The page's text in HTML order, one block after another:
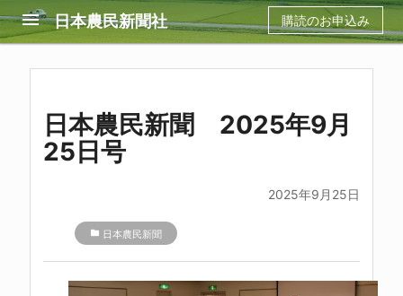
menu 日本農民新聞社 購読のお申込み
日本農民新聞 2025年9月
25日号
2025年9月25日
folder 日本農民新聞